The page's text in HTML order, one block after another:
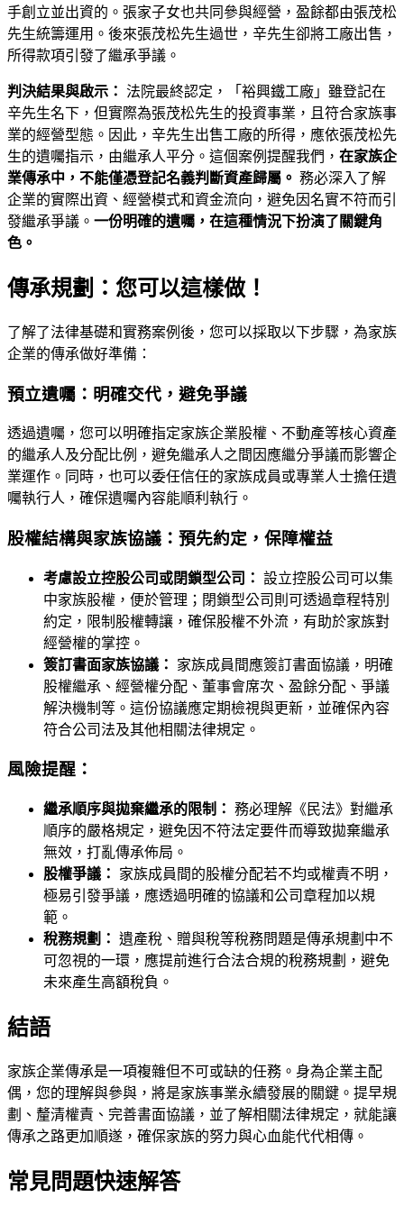
手創立並出資的。張家子女也共同參與經營，盈餘都由張茂松
先生統籌運用。後來張茂松先生過世，辛先生卻將工廠出售，
所得款項引發了繼承爭議。
判決結果與啟示： 法院最終認定，「裕興鐵工廠」雖登記在
辛先生名下，但實際為張茂松先生的投資事業，且符合家族事
業的經營型態。因此，辛先生出售工廠的所得，應依張茂松先
生的遺囑指示，由繼承人平分。這個案例提醒我們， 在家族企
業傳承中，不能僅憑登記名義判斷資產歸屬。 務必深入了解
企業的實際出資、經營模式和資金流向，避免因名實不符而引
發繼承爭議。 一份明確的遺囑，在這種情況下扮演了關鍵角
色。
傳承規劃：您可以這樣做！
了解了法律基礎和實務案例後，您可以採取以下步驟，為家族
企業的傳承做好準備：
預立遺囑：明確交代，避免爭議
透過遺囑，您可以明確指定家族企業股權、不動產等核心資產
的繼承人及分配比例，避免繼承人之間因應繼分爭議而影響企
業運作。同時，也可以委任信任的家族成員或專業人士擔任遺
囑執行人，確保遺囑內容能順利執行。
股權結構與家族協議：預先約定，保障權益
考慮設立控股公司或閉鎖型公司： 設立控股公司可以集
中家族股權，便於管理；閉鎖型公司則可透過章程特別
約定，限制股權轉讓，確保股權不外流，有助於家族對
經營權的掌控。
簽訂書面家族協議：
家族成員間應簽訂書面協議，明確
股權繼承、經營權分配、董事會席次、盈餘分配、爭議
解決機制等。這份協議應定期檢視與更新，並確保內容
符合公司法及其他相關法律規定。
風險提醒：
繼承順序與拋棄繼承的限制： 務必理解《民法》對繼承
順序的嚴格規定，避免因不符法定要件而導致拋棄繼承
無效，打亂傳承佈局。
股權爭議：
家族成員間的股權分配若不均或權責不明，
極易引發爭議，應透過明確的協議和公司章程加以規
範。
稅務規劃： 遺產稅、贈與稅等稅務問題是傳承規劃中不
可忽視的一環，應提前進行合法合規的稅務規劃，避免
未來產生高額稅負。
結語
家族企業傳承是一項複雜但不可或缺的任務。身為企業主配
偶，您的理解與參與，將是家族事業永續發展的關鍵。提早規
劃、釐清權責、完善書面協議，並了解相關法律規定，就能讓
傳承之路更加順遂，確保家族的努力與心血能代代相傳。
常見問題快速解答